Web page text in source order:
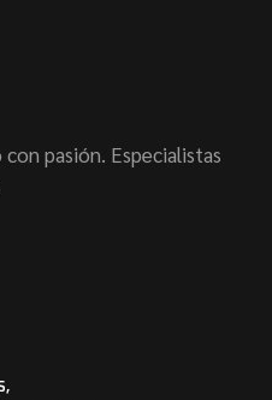
pasión. Especialistas